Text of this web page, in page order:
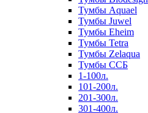
Тумбы Aquael
Тумбы Juwel
Тумбы Eheim
Тумбы Tetra
Тумбы Zelaqua
Тумбы ССБ
1-100л.
101-200л.
201-300л.
301-400л.